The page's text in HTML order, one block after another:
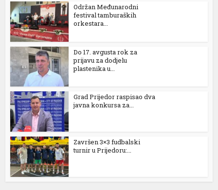
money link shortener
giriş
Održan Međunarodni
festival tamburaških
orkestara...
Do 17. avgusta rok za
prijavu za dodjelu
plastenika u...
Grad Prijedor raspisao dva
javna konkursa za...
Završen 3×3 fudbalski
turnir u Prijedoru:...